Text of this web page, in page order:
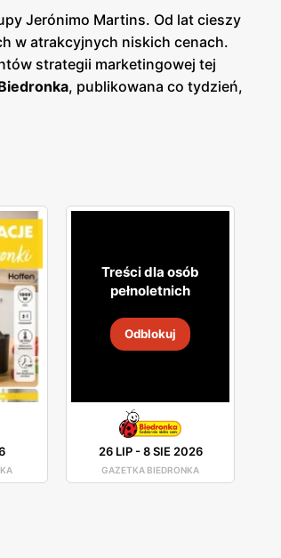
Jerónimo Martins. Od lat cieszy
w atrakcyjnych niskich cenach.
strategii marketingowej tej
, publikowana co tydzień,
z wyjątkowych okazji
które spełniają ich
dla milionów konsumentów.
Firma stawia na wysoką
miejsc zakupów Polaków. Sieć
najwyższą jakość i atrakcyjność
Treści dla osób
pełnoletnich
Odblokuj
26 LIP-8 SIE 2026
GAZETKA BIEDRONKA